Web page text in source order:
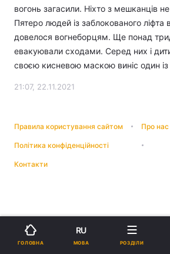
вогонь загасили. Ніхто з мешканців
Пятеро людей із заблокованого ліфта
довелося вогнеборцям. Ще понад
евакуювали сходами. Серед них і
своєю кисневою маскою виніс один із
21:07, 22.11.2021
Правила користування сайтом Про нас
Політика конфіденційності
Контакти
ГОЛОВНА
RU
МОВА РОЗДІЛИ